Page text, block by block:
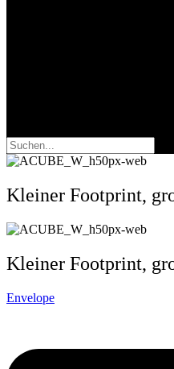
Kleiner Footprint,
Kleiner Footprint,
Envelope